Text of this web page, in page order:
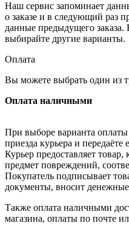
Наш сервис запоминает
о заказе и в следующий раз
данные предыдущего заказа.
выбирайте другие варианты.
Оплата
Вы можете выбрать один из
Оплата наличными
При выборе варианта
приезда курьера и
Курьер предоставляет
предмет повреждений,
Покупатель подписывает
документы, вносит денежные
Также оплата наличными
магазина, оплаты по почте